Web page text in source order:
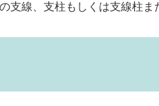
支線、支柱もしくは支線柱ま